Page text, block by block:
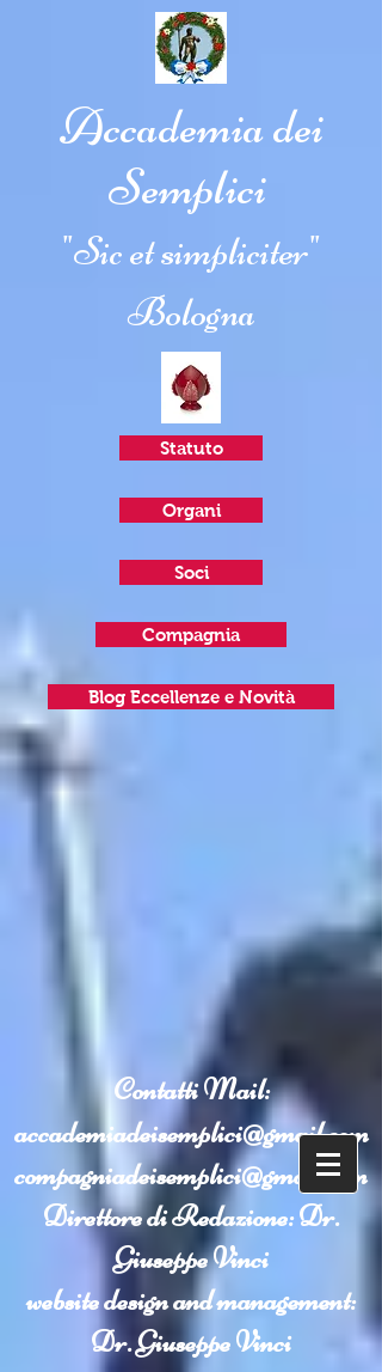
Accademia dei
Semplici
"Sic et simpliciter"
Bologna
Statuto
Organi
Soci
Compagnia
Blog Eccellenze e Novità
ContattiMail:
accademiadeisemplici@gmail.com
compagniadeisemplici@gmail.com
Direttore di Redazione: Dr.
Giuseppe Vinci
website design and management:
Dr. Giuseppe Vinci